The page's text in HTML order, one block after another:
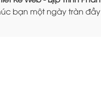
bạn một ngày tràn đầy